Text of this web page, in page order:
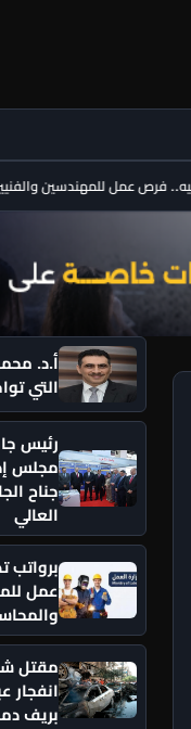
أ.د.
التي
رئيس
مجلس
جناح
العالي
عمل
انفجار
بريف